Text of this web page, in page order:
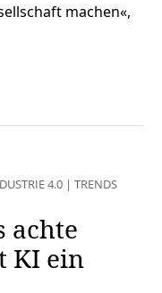
machen«,
4.0 | TRENDS
achte
KI ein